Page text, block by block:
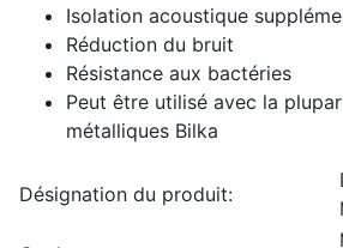
Isolation acoustique
Réduction du bruit
Résistance aux bactéries
Peut être utilisé avec la
métalliques Bilka
Désignation du produit: